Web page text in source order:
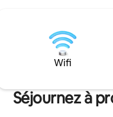
relaxant à
espace est conçu
détente sans égal.
Wifi
Séjournez à